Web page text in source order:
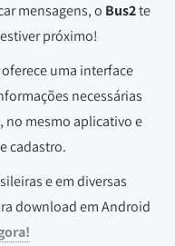
mensagens, o Bus2te
próximo!
uma interface
necessárias
mesmo aplicativo e
cadastro.
e em diversas
download em Android